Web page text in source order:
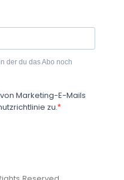
der du das Abo noch
Marketing-E-Mails
zu.